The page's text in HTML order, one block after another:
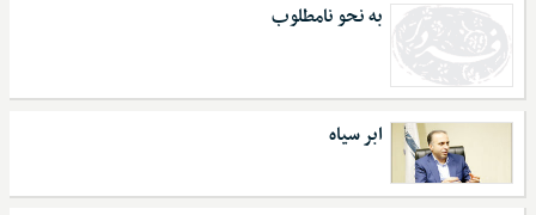
به نحو نامطلوب
ابر سیاه